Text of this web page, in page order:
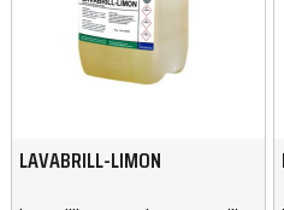
LAVABRILL-LIMON